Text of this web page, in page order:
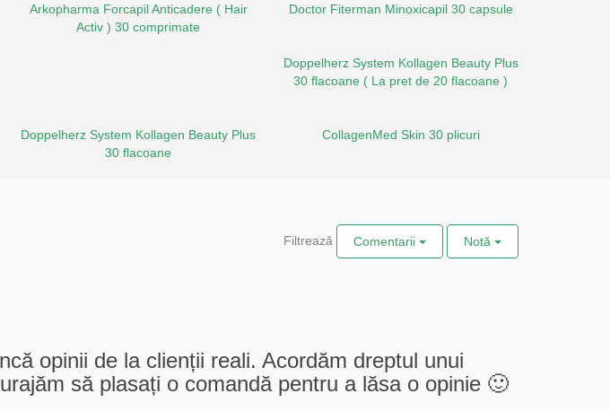
Arkopharma Forcapil Anticadere ( Hair
Activ ) 30 comprimate
Doctor Fiterman Minoxicapil 30 capsule
Doppelherz System Kollagen Beauty Plus
30 flacoane ( La pret de 20 flacoane )
Doppelherz System Kollagen Beauty Plus
30 flacoane
CollagenMed Skin 30 plicuri
Filtrează Comentarii Notă
opinii de la clienții reali. Acordăm dreptul unui
să plasați o comandă pentru a lăsa o opinie 🙂